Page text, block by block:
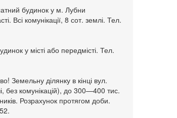
будинок у м. Лубни
Всі комунікації, 8 сот. землі. Тел.
у місті або передмісті. Тел.
Земельну ділянку в кінці вул.
без комунікацій), до 300—400 тис.
Розрахунок протягом доби.